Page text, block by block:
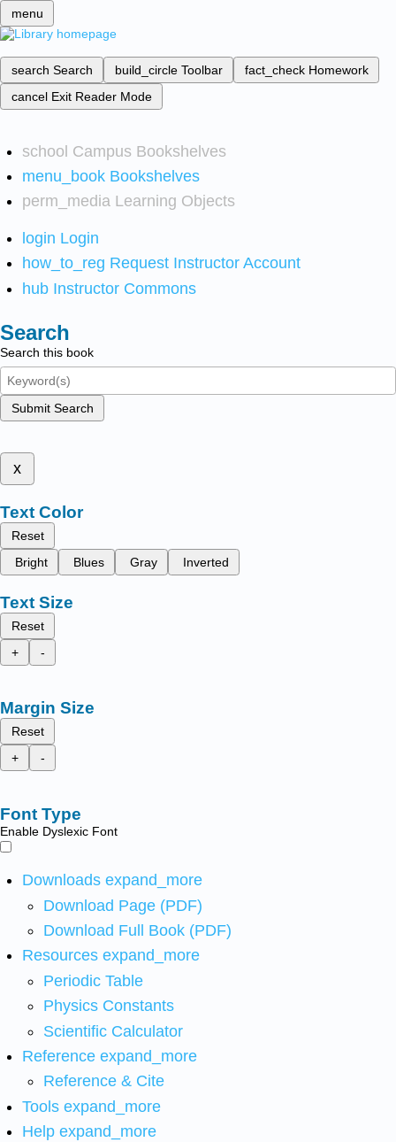
menu
search Search build_circle Toolbar fact_check Homework
cancel Exit Reader Mode
school Campus Bookshelves
menu_book Bookshelves
perm_media Learning Objects
login Login
how_to_reg Request Instructor Account
hub Instructor Commons
Search
Search this book
Submit Search
x
Text Color
Reset
Bright
Blues Gray Inverted
Text Size
Reset
+
-
Margin Size
Reset
+
-
Font Type
Enable Dyslexic Font
Downloads expand_more
Download Page (PDF)
Download Full Book (PDF)
Resources expand_more
Periodic Table
Physics Constants
Scientific Calculator
Reference expand_more
Reference & Cite
Tools expand_more
Help expand_more